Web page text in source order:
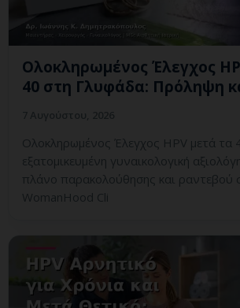
Ολοκληρωμένος Έλεγχος
40 στη Γλυφάδα: Πρόληψη
Ολοκληρωμένος Έλεγχος HPV μετά τα
εξατομικευμένη γυναικολογική
πλάνο παρακολούθησης και ραντεβού
WomanHood Cli